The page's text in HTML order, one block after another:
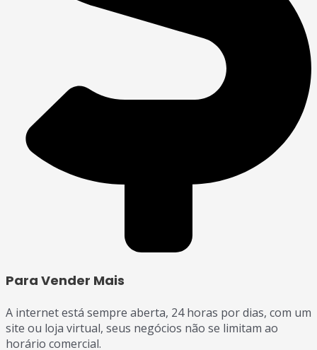
Para Vender Mais
A internet está sempre aberta, 24 horas por dias, com um
site ou loja virtual, seus negócios não se limitam ao
horário comercial.